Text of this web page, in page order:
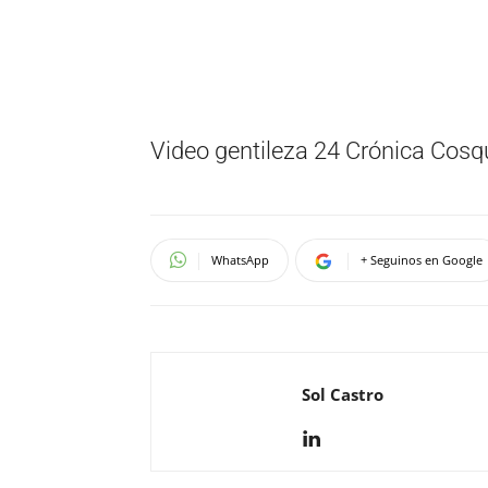
Video gentileza 24 Crónica
WhatsApp + Seguinos en Google
Sol Castro